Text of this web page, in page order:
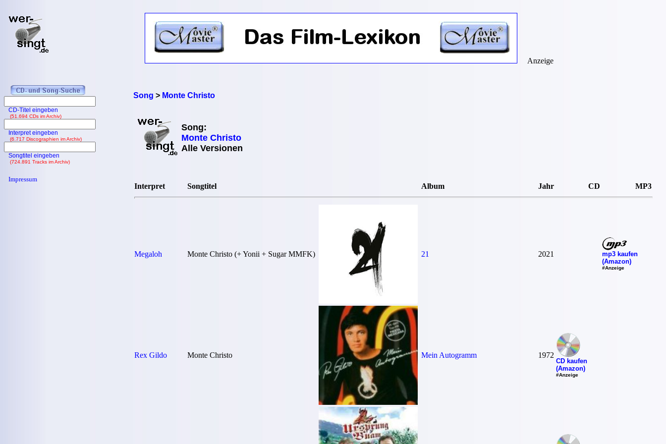
Song > Monte Christo
Song:
Monte Christo
Alle Versionen
Interpret Songtitel Album Jahr CD MP3
Megaloh Monte Christo (+ Yonii + Sugar MMFK) 21 2021
mp3 kaufen
(Amazon)
#Anzeige
Rex Gildo Monte Christo Mein Autogramm 1972
CD kaufen
(Amazon)
#Anzeige
Anzeige
CD-Titel eingeben
(51.694 CDs im Archiv)
Interpret eingeben
(6.717 Discographien im Archiv)
Songtitel eingeben
(724.891 Tracks im Archiv)
Impressum